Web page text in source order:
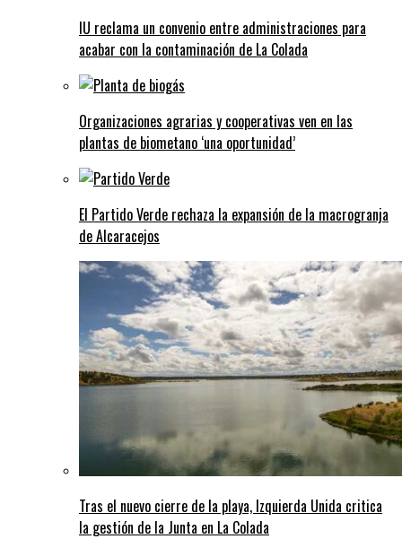
IU reclama un convenio entre administraciones para
acabar con la contaminación de La Colada
Organizaciones agrarias y cooperativas ven en las
plantas de biometano ‘una oportunidad’
El Partido Verde rechaza la expansión de la macrogranja
de Alcaracejos
Tras el nuevo cierre de la playa, Izquierda Unida critica
la gestión de la Junta en La Colada